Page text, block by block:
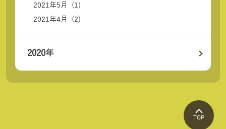
2021年5月 (1)
2021年4月 (2)
2020年
TOP